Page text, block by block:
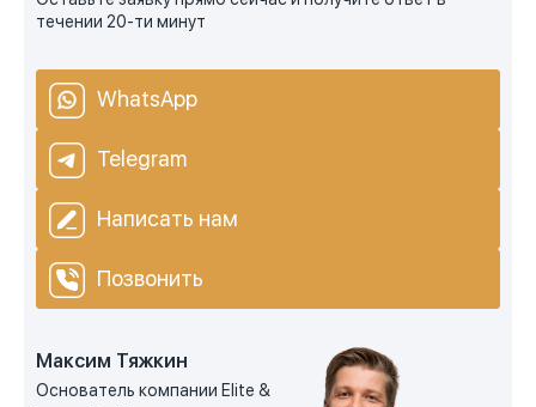
течении 20-ти минут
WhatsApp
Telegram
Написать нам
Позвонить
Максим Тяжкин
Основатель компании Elite &